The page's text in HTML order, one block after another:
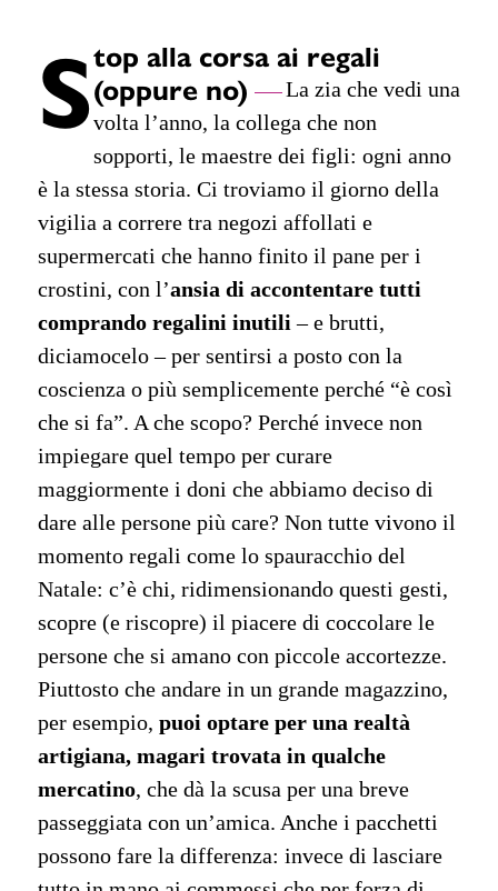
Stop alla corsa ai regali
(oppure no)
La zia che vedi una
volta l’anno, la collega che non
sopporti, le maestre dei figli: ogni anno
è la stessa storia. Ci troviamo il giorno della
vigilia a correre tra negozi affollati e
supermercati che hanno finito il pane per i
crostini, con l’ansia di accontentare tutti
comprando regalini inutili – e brutti,
diciamocelo – per sentirsi a posto con la
coscienza o più semplicemente perché “è così
che si fa”. A che scopo? Perché invece non
impiegare quel tempo per curare
maggiormente i doni che abbiamo deciso di
dare alle persone più care? Non tutte vivono il
momento regali come lo spauracchio del
Natale: c’è chi, ridimensionando questi gesti,
scopre (e riscopre) il piacere di coccolare le
persone che si amano con piccole accortezze.
Piuttosto che andare in un grande magazzino,
per esempio, puoi optare per una realtà
artigiana, magari trovata in qualche
mercatino, che dà la scusa per una breve
passeggiata con un’amica. Anche i pacchetti
possono fare la differenza: invece di lasciare